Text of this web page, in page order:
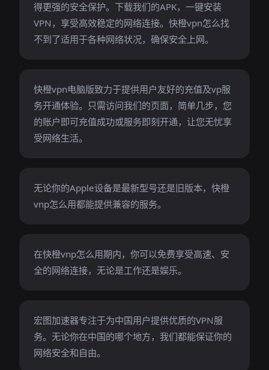
得更强的安全保护。下载我们的APK，一键安装
VPN，享受高效稳定的网络连接。快橙vpn怎么找
不到了适用于各种网络状况，确保安全上网。
快橙vpn电脑版致力于提供用户友好的充值及vp服
务开通体验。只需访问我们的页面，简单几步，您
的账户即可充值成功或服务即刻开通，让您无忧享
受网络生活。
无论你的Apple设备是最新型号还是旧版本，快橙
vnp怎么用都能提供兼容的服务。
在快橙vnp怎么用期内，你可以免费享受高速、安
全的网络连接，无论是工作还是娱乐。
宏图加速器专注于为中国用户提供优质的VPN服
务。无论你在中国的哪个地方，我们都能保证你的
网络安全和自由。